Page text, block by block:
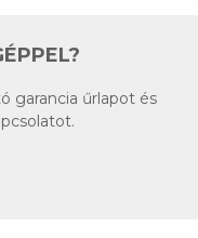
garancia űrlapot és